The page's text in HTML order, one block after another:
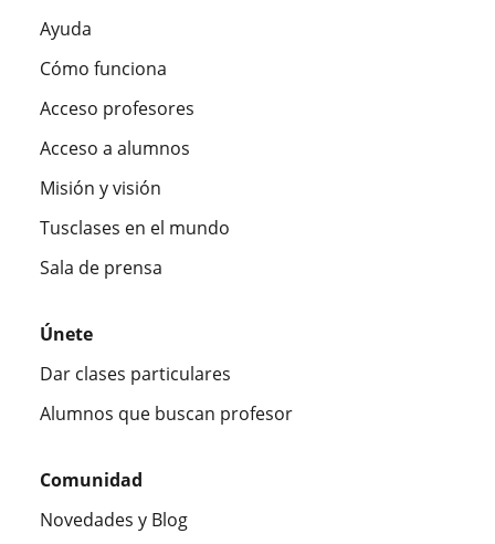
Ayuda
Cómo funciona
Acceso profesores
Acceso a alumnos
Misión y visión
Tusclases en el mundo
Sala de prensa
Únete
Dar clases particulares
Alumnos que buscan profesor
Comunidad
Novedades y Blog